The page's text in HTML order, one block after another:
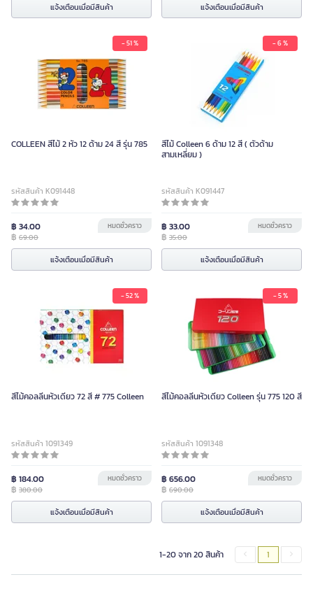
แจ้งเตือนเมื่อมีสินค้า แจ้งเตือนเมื่อมีสินค้า
- 51 %
COLLEEN สีไม้ 2 หัว 12 ด้าม 24 สี รุ่น 785
รหัสสินค้า K091448
฿ 34.00
฿ 69.00
หมดชั่วคราว
แจ้งเตือนเมื่อมีสินค้า
- 6 %
สีไม้ Colleen 6 ด้าม 12 สี ( ตัวด้าม
สามเหลี่ยม )
รหัสสินค้า K091447
฿ 33.00
฿ 35.00
หมดชั่วคราว
แจ้งเตือนเมื่อมีสินค้า
- 52 %
สีไม้คอลลีนหัวเดียว 72 สี # 775 Colleen
รหัสสินค้า 1091349
฿ 184.00
฿ 380.00
หมดชั่วคราว
แจ้งเตือนเมื่อมีสินค้า
- 5 %
สีไม้คอลลีนหัวเดียว Colleen รุ่น 775 120 สี
รหัสสินค้า 1091348
฿ 656.00
฿ 690.00
หมดชั่วคราว
แจ้งเตือนเมื่อมีสินค้า
1-20 จาก 20 สินค้า 1